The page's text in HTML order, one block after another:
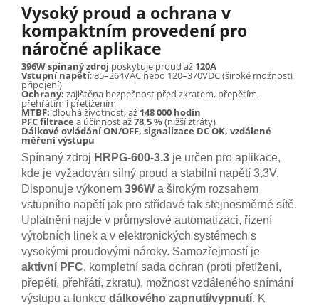
Vysoký proud a ochrana v
kompaktním provedení pro
náročné aplikace
396W spínaný zdroj poskytuje proud až 120A
Vstupní napětí: 85–264VAC nebo 120–370VDC (široké možnosti
připojení)
Ochrany: zajištěna bezpečnost před zkratem, přepětím,
přehřátím i přetížením
MTBF: dlouhá životnost, až 148 000 hodin
PFC filtrace a účinnost až78,5 %(nižší ztráty)
Dálkové ovládání ON/OFF, signalizace DC OK, vzdálené
měření výstupu
Spínaný zdroj HRPG-600-3.3 je určen pro aplikace,
kde je vyžadován silný proud a stabilní napětí 3,3V.
Disponuje výkonem 396W a širokým rozsahem
vstupního napětí jak pro střídavé tak stejnosměrné sítě.
Uplatnění najde v průmyslové automatizaci, řízení
výrobních linek a v elektronických systémech s
vysokými proudovými nároky. Samozřejmostí je
aktivní PFC, kompletní sada ochran (proti přetížení,
přepětí, přehřátí, zkratu), možnost vzdáleného snímání
výstupu a funkce dálkového zapnutí/vypnutí. K